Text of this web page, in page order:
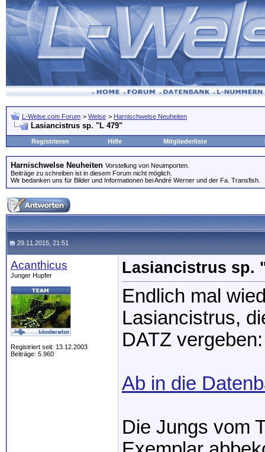
L-Welse.com Forum > Welse > Harnischwelse Neuheiten
Lasiancistrus sp. "L 479"
Registrieren Hilfe Mitgliederliste
Harnischwelse Neuheiten Vorstellung von Neuimporten.
Beiträge zu schreiben ist in diesem Forum nicht möglich.
Wir bedanken uns für Bilder und Informationen bei André Werner und der Fa. Transfish.
29.11.2015, 21:51
Acanthicus
Junger Hupfer
Registriert seit: 13.12.2003
Beiträge: 5.960
Lasiancistrus sp.
Endlich mal
Lasiancistrus,
DATZ vergeben:
Ab in die
Die Jungs vom